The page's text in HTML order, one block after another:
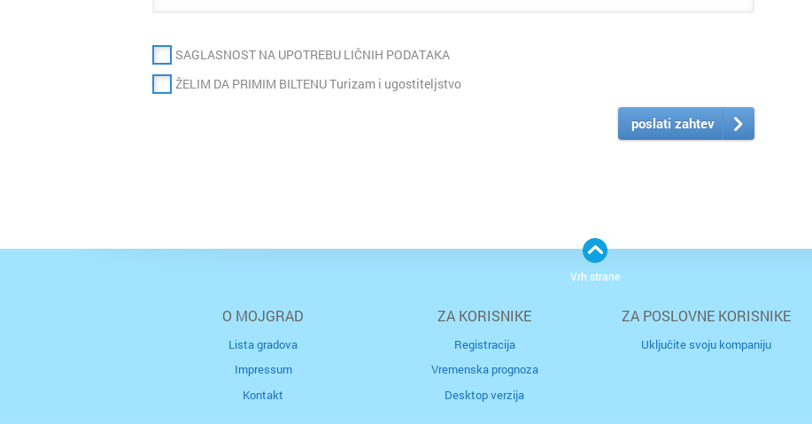
SAGLASNOST NA UPOTREBU LIČNIH PODATAKA
ŽELIM DA PRIMIM BILTENU Turizam i ugostiteljstvo
poslati zahtev
O MOJGRAD
Lista gradova
Impressum
Kontakt
ZA KORISNIKE
Registracija
Vremenska prognoza
Desktop verzija
ZA POSLOVNE KORISNIKE
Uključite svoju kompaniju
Vrh strane